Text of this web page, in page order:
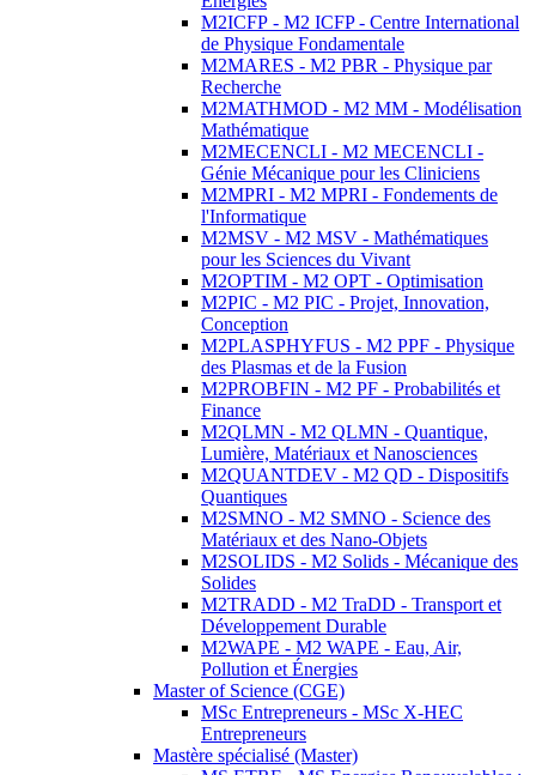
M2ICFP - M2 ICFP - Centre International
de Physique Fondamentale
M2MARES - M2 PBR - Physique par
Recherche
M2MATHMOD - M2 MM - Modélisation
Mathématique
M2MECENCLI - M2 MECENCLI -
Génie Mécanique pour les Cliniciens
M2MPRI - M2 MPRI - Fondements de
l'Informatique
M2MSV - M2 MSV - Mathématiques
pour les Sciences du Vivant
M2OPTIM - M2 OPT - Optimisation
M2PIC - M2 PIC - Projet, Innovation,
Conception
M2PLASPHYFUS - M2 PPF - Physique
des Plasmas et de la Fusion
M2PROBFIN - M2 PF - Probabilités et
Finance
M2QLMN - M2 QLMN - Quantique,
Lumière, Matériaux et Nanosciences
M2QUANTDEV - M2 QD - Dispositifs
Quantiques
M2SMNO - M2 SMNO - Science des
Matériaux et des Nano-Objets
M2SOLIDS - M2 Solids - Mécanique des
Solides
M2TRADD - M2 TraDD - Transport et
Développement Durable
M2WAPE - M2 WAPE - Eau, Air,
Pollution et Énergies
Master of Science (CGE)
MSc Entrepreneurs - MSc X-HEC
Entrepreneurs
Mastère spécialisé (Master)